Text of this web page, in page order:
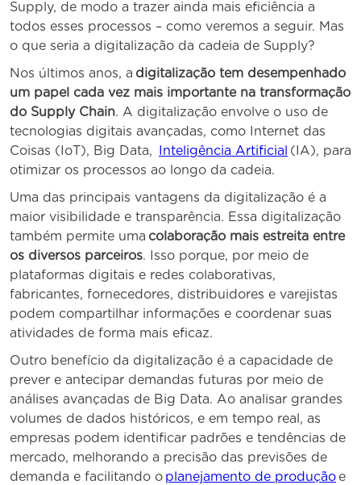
Supply, de modo a trazer ainda mais eficiência a
todos esses processos – como veremos a seguir. Mas
o que seria a digitalização da cadeia de Supply?
Nos últimos anos, a digitalização tem desempenhado
um papel cada vez mais importante na transformação
do Supply Chain. A digitalização envolve o uso de
tecnologias digitais avançadas, como Internet das
Coisas (IoT), Big Data,
Inteligência Artificial (IA), para
otimizar os processos ao longo da cadeia.
Uma das principais vantagens da digitalização é a
maior visibilidade e transparência. Essa digitalização
também permite uma colaboração mais estreita entre
os diversos parceiros. Isso porque, por meio de
plataformas digitais e redes colaborativas,
fabricantes, fornecedores, distribuidores e varejistas
podem compartilhar informações e coordenar suas
atividades de forma mais eficaz.
Outro benefício da digitalização é a capacidade de
prever e antecipar demandas futuras por meio de
análises avançadas de Big Data. Ao analisar grandes
volumes de dados históricos, e em tempo real, as
empresas podem identificar padrões e tendências de
mercado, melhorando a precisão das previsões de
demanda e facilitando o planejamento de produção e